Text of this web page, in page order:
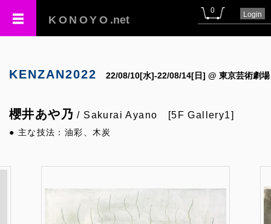
KONOYO .net
0 Login
KENZAN2022 22/08/10[水]-22/08/14[日] @ 東京芸術劇場
櫻井あや乃 / Sakurai Ayano [5F Gallery1]
● 主な技法：油彩、木炭